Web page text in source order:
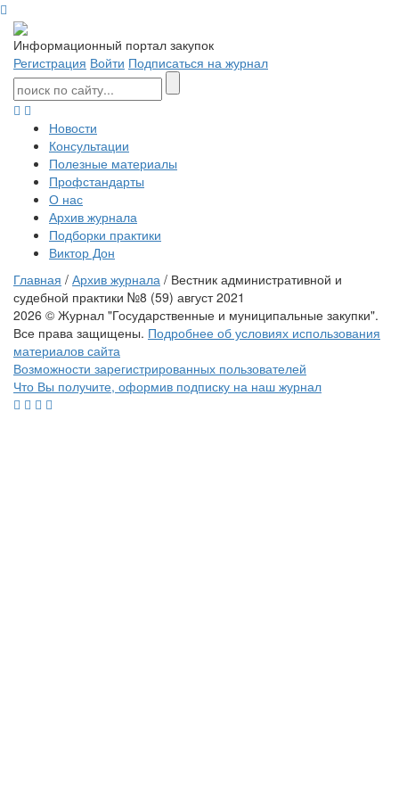
Информационный портал закупок
Регистрация Войти Подписаться на журнал
Новости
Консультации
Полезные материалы
Профстандарты
О нас
Архив журнала
Подборки практики
Виктор Дон
Главная / Архив журнала / Вестник административной и
судебной практики №8 (59) август 2021
2026 © Журнал "Государственные и муниципальные закупки".
Все права защищены. Подробнее об условиях использования
материалов сайта
Возможности зарегистрированных пользователей
Что Вы получите, оформив подписку на наш журнал